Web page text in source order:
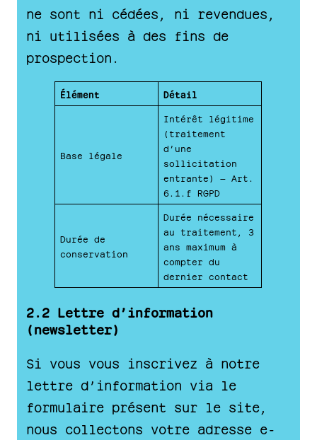
ne sont ni cédées, ni revendues,
ni utilisées à des fins de
prospection.
Élément Détail
Base légale
Intérêt légitime
(traitement
d’une
sollicitation
entrante) — Art.
6.1.f RGPD
Durée de
conservation
Durée nécessaire
au traitement, 3
ans maximum à
compter du
dernier contact
2.2 Lettre d’information
(newsletter)
Si vous vous inscrivez à notre
lettre d’information via le
formulaire présent sur le site,
nous collectons votre adresse e-